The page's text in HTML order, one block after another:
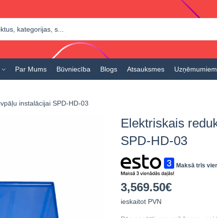
Par Mums Būvniecība Blogs Atsauksmes Uzņēmumiem
instalācijai SPD-HD-03
Elektriskais
SPD-HD-03
Maksā trīs
3,569.50€
ieskaitot PVN